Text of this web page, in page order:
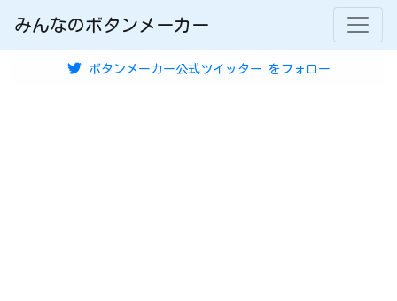
みんなのボタンメーカー
ボタンメーカー公式ツイッター をフォロー